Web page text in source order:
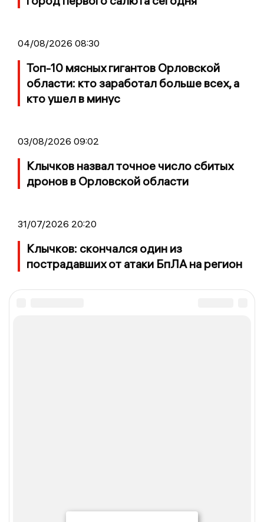
04/08/2026 08:30
Топ-10 мясных гигантов Орловской
области: кто заработал больше всех, а
кто ушел в минус
03/08/2026 09:02
Клычков назвал точное число сбитых
дронов в Орловской области
31/07/2026 20:20
Клычков: скончался один из
пострадавших от атаки БпЛА на регион